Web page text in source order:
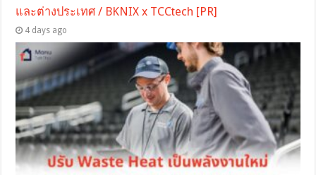
และต่างประเทศ / BKNIX x TCCtech [PR]
4 days ago